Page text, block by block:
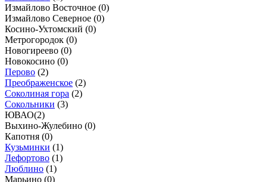
Измайлово Восточное (0)
Измайлово Северное (0)
Косино-Ухтомский (0)
Метрогородок (0)
Новогиреево (0)
Новокосино (0)
Перово (2)
Преображенское (2)
Соколиная гора (2)
Сокольники (3)
ЮВАО(2)
Выхино-Жулебино (0)
Капотня (0)
Кузьминки (1)
Лефортово (1)
Люблино (1)
Марьино (0)